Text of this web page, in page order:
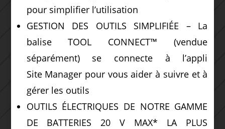
pour simplifier l’utilisation
GESTION DES OUTILS SIMPLIFIÉE – La
balise TOOL CONNECT™ (vendue
séparément) se connecte à l’appli
Site Manager pour vous aider à suivre et à
gérer les outils
OUTILS ÉLECTRIQUES DE NOTRE GAMME
DE BATTERIES 20 V MAX* LA PLUS